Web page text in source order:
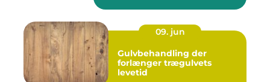
09. jun
Gulvbehandling der
forlænger trægulvets
levetid